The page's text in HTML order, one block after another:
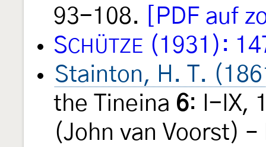
93-108.
[PDF auf
SCHÜTZE (1931):
Stainton, H. T.
the Tineina 6: I-IX,
(John van Voorst)